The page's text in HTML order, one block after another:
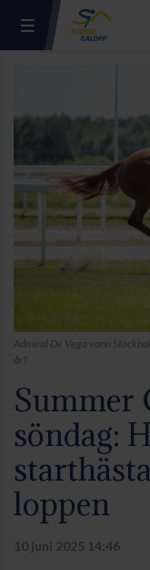
Admiral De Vega vann
år?
Summer
söndag:
loppen
10 juni 2025 14:46